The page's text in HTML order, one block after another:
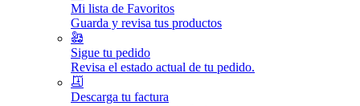
Mi lista de Favoritos
Guarda y revisa tus productos
Sigue tu pedido
Revisa el estado actual de tu pedido.
Descarga tu factura